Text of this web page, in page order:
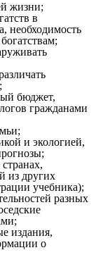
жизни;
в
необходимость
бюджет,
гражданами
и экологией,
из других
учебника);
разных
издания,
о